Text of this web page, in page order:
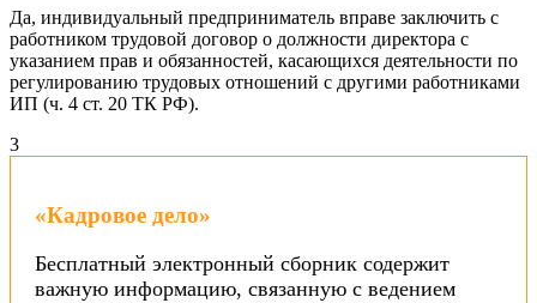
Да, индивидуальный предприниматель вправе заключить с
работником трудовой договор о должности директора с
указанием прав и обязанностей, касающихся деятельности по
регулированию трудовых отношений с другими работниками
ИП (ч. 4 ст. 20 ТК РФ).
3
«Кадровое дело»
Бесплатный электронный сборник содержит
важную информацию, связанную с ведением